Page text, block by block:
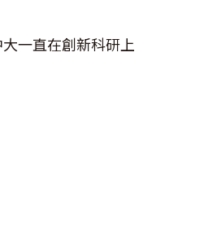
一直在創新科研上